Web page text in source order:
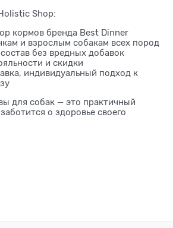
Shop:
кормов бренда Best Dinner
и взрослым собакам всех пород
без вредных добавок
и скидки
индивидуальный подход к
для собак — это практичный
о здоровье своего